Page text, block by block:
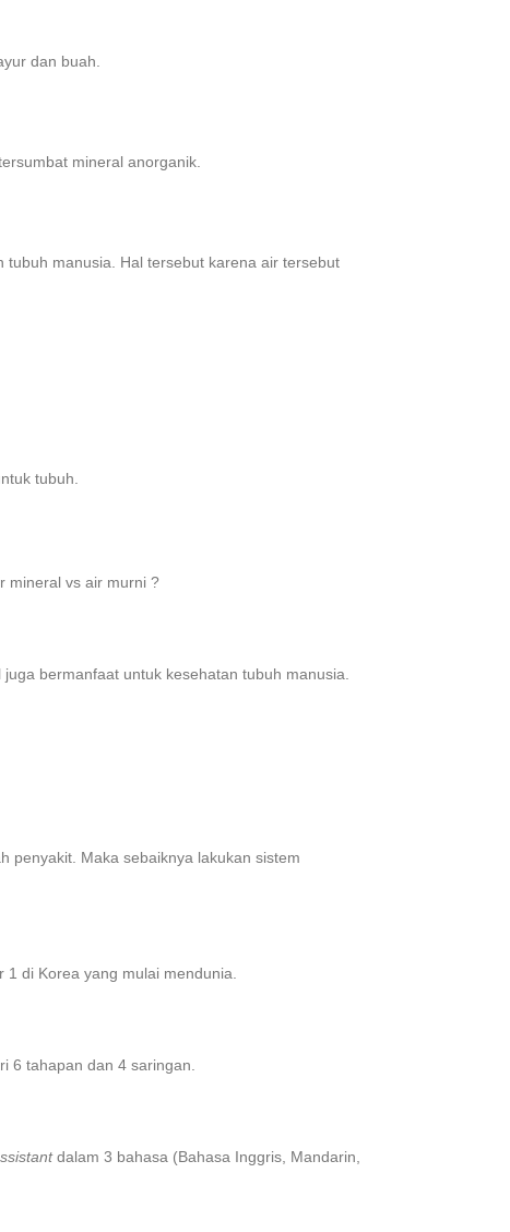
dan buah.
mineral anorganik.
manusia. Hal tersebut karena air tersebut
tubuh.
mineral vs air murni ?
bermanfaat untuk kesehatan tubuh manusia.
penyakit. Maka sebaiknya lakukan sistem
di Korea yang mulai mendunia.
6 tahapan dan 4 saringan.
dalam 3 bahasa (Bahasa Inggris, Mandarin,